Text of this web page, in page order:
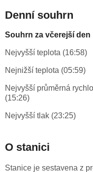
Denní souhrn
Souhrn za včerejší den
Nejvyšší teplota (16:58)
Nejnižší teplota (05:59)
Nejvyšší průměrná
(15:26)
Nejvyšší tlak (23:25)
O stanici
Stanice je sestavena z